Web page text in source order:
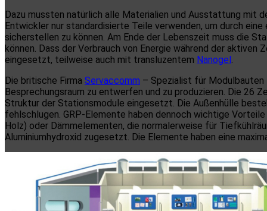
Dazu mussten natürlich alle Materialien und Ausstattung mit
Entwickler nur standardisierte Teile verwenden, um durch
sicherstellen zu können. Am Ende der Lebenszeit muss die
können. Dass der Verbrauch von Energie während der
eingesetzt, teilweise auch mit transluzentem Nanogel.
Die britische Firma Servaccomm – Spezialist für Modulbauten
Besprechungsraum zu entwerfen und zu produzieren. Die 26
Struktur der Stationsmodule eingesetzt. Die Außenhülle
fehlschlugen. GRP-Elemente haben dennoch wichtige
Holz) oder Dämmelementen, die normalerweise für
Aluminiumhydroxid zugesetzt. Die Elemente haben eine